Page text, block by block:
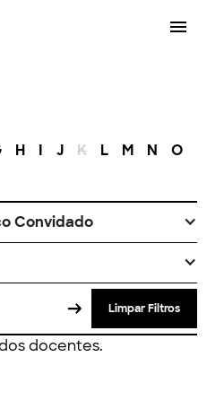
H I J K L M N O
Convidado
Limpar Filtros
docentes.